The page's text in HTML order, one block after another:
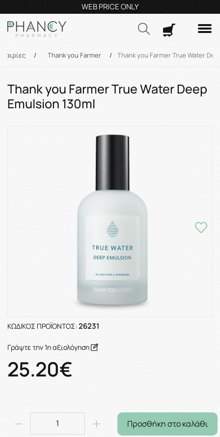
Τηλεφωνικές Παραγγελίες: 23210 59995 Δευ- Πα
/ Thank you Farmer / Thank you Farmer True Water
Thank you Farmer True Water Deep
Emulsion 130ml
ΚΩΔΙΚΌΣ ΠΡΟΪΌΝΤΟΣ: 26231
Γράψτε την 1η αξιολόγηση
25.20€
Προσθήκη στο καλάθι